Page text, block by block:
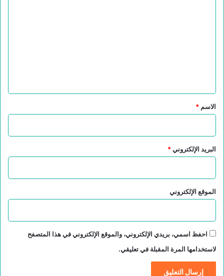
*
الاسم *
البريد الإلكتروني*
الموقع الإلكتروني
احفظ اسمي، بريدي الإلكتروني، والموقع الإلكتروني في هذا المتصفح
لاستخدامها المرة المقبلة في تعليقي.